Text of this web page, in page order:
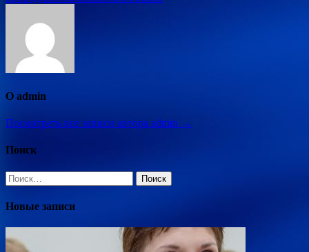
О admin
Посмотреть все записи автора admin →
Поиск
Найти:
Новые записи